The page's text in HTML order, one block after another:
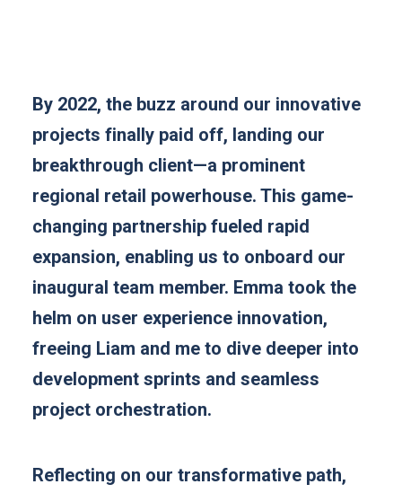
By 2022, the buzz around our innovative
projects finally paid off, landing our
breakthrough client—a prominent
regional retail powerhouse. This game-
changing partnership fueled rapid
expansion, enabling us to onboard our
inaugural team member. Emma took the
helm on user experience innovation,
freeing Liam and me to dive deeper into
development sprints and seamless
project orchestration.
Reflecting on our transformative path,